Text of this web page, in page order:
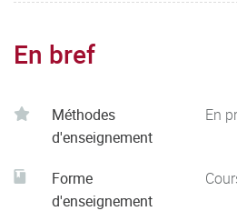
En bref
Méthodes
d'enseignement
En
Forme
d'enseignement